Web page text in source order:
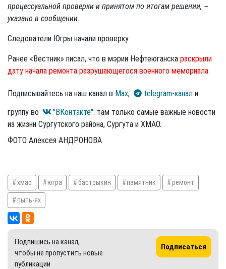
процессуальной проверки и принятом по итогам решении, –
указано в сообщении.
Следователи Югры начали проверку.
Ранее «Вестник» писал, что в мэрии Нефтеюганска раскрыли
дату начала ремонта разрушающегося военного мемориала.
Подписывайтесь на наш канал в Max, telegram-канал и
группу во
"ВКонтакте": там только самые важные новости
из жизни Сургутского района, Сургута и ХМАО.
ФОТО Алексея АНДРОНОВА
хмао югра бастрыкин памятник ремонт
пыть-ях
Подпишись на канал,
чтобы не пропустить новые
публикации
Подписаться